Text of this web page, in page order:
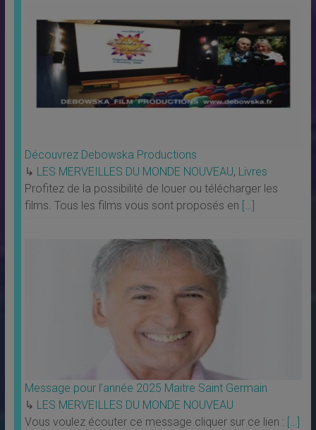
Découvrez Debowska Productions
↳ LES MERVEILLES DU MONDE NOUVEAU, Livres
Profitez de la possibilité de louer ou télécharger les
films. Tous les films vous sont proposés en […]
Message pour l’année 2025 Maitre Saint Germain
↳ LES MERVEILLES DU MONDE NOUVEAU
Vous voulez écouter ce message cliquer sur ce lien : […]